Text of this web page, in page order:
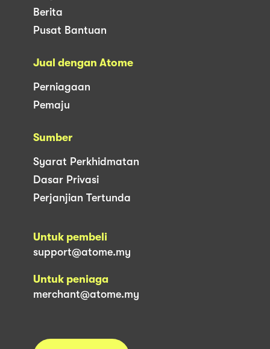
Berita
Pusat Bantuan
Jual dengan Atome
Perniagaan
Pemaju
Sumber
Syarat Perkhidmatan
Dasar Privasi
Perjanjian Tertunda
Untuk pembeli
support@atome.my
Untuk peniaga
merchant@atome.my